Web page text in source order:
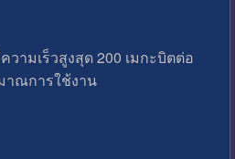
มเร็วสูงสุด 200 เมกะบิตต่อ
าณการใช้งาน